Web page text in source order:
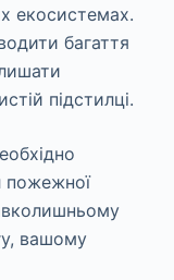
екосистемах.
багаття
підстилці.
пожежної
вашому